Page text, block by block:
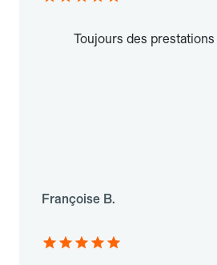
Toujours des
Françoise B.